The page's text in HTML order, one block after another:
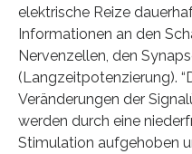
elektrische Reize
Informationen an den
Nervenzellen, den
(Langzeitpotenzierung).
Veränderungen der
werden durch eine
Stimulation aufgehoben